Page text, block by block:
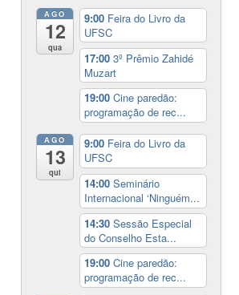
AGO
12
qua
9:00 Feira do Livro da
UFSC
17:003º Prêmio Zahidé
Muzart
19:00Cine paredão:
programação de rec...
AGO
13
qui
9:00 Feira do Livro da
UFSC
14:00Seminário
Internacional ‘Ninguém...
14:30Sessão Especial
do Conselho Esta...
19:00Cine paredão:
programação de rec...